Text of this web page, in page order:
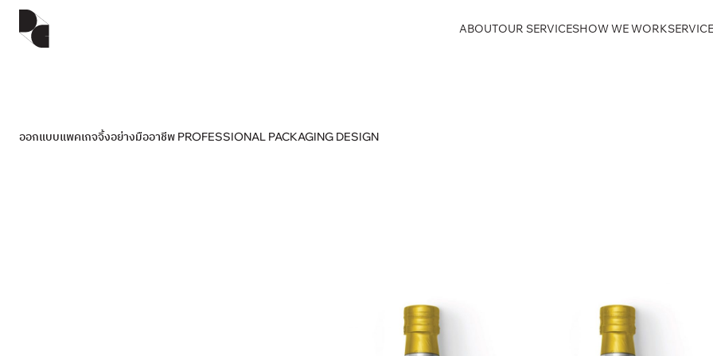
ABOUTOUR SERVICESHOW WE WORK
ออกแบบแพคเกจจิ้งอย่างมืออาชีพ PROFESSIONAL PACKAGING DESIGN